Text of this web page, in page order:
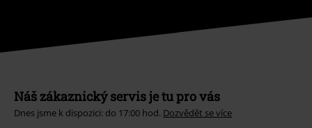
Náš zákaznický servis je tu pro vás
Dnes jsme k dispozici: do 17:00 hod. Dozvědět se více